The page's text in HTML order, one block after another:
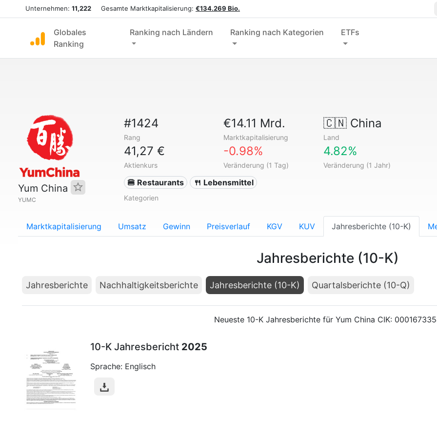
Unternehmen: 11,222 Gesamte Marktkapitalisierung: €134.269 Bio.
Globales
Ranking
Ranking nach Ländern Ranking nach Kategorien ETFs
Yum China
YUMC
#1424
Rang
€14.11 Mrd.
Marktkapitalisierung
🇨🇳China
Land
41,27 €
Aktienkurs
-0.98%
Veränderung (1 Tag)
4.82%
Veränderung (1 Jahr)
🍔 Restaurants 🍴 Lebensmittel
Kategorien
Marktkapitalisierung Umsatz Gewinn Preisverlauf KGV KUV Jahresberichte (10-K)
Jahresberichte (10-K)
Jahresberichte Nachhaltigkeitsberichte Jahresberichte (10-K) Quartalsberichte (10-Q)
Neueste 10-K Jahresberichte für Yum China CIK:
10-K Jahresbericht 2025
Sprache: Englisch